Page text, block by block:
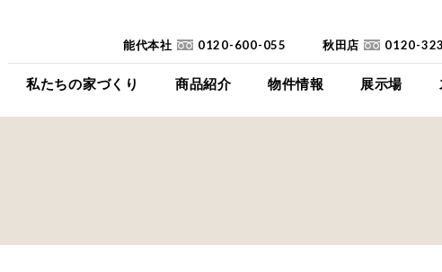
私たちの家づくり
コンセプト
商品紹介
イイイエ
物件情報 展示場
下瀬平屋モデルハウ
能代本社 0120-600-055 秋田店 0120-